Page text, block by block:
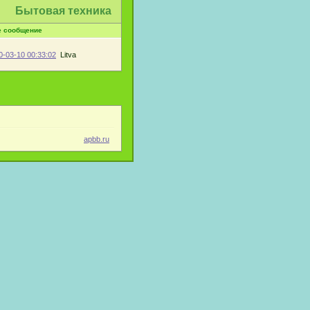
Бытовая техника
сообщение
03-10 00:33:02 Litva
apbb.ru